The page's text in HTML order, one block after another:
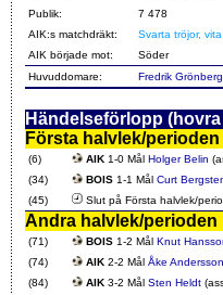
Publik:
7 478
AIK:s matchdräkt:
Svarta tröjor,
AIK började mot:
Söder
Huvuddomare:
Fredrik Grönberg
Händelseförlopp
Första halvlek/perioden
(6) AIK 1-0 Mål Holger Belin
(34)
BOIS 1-1 Mål Curt
(45)
Slut på Första halvlek/
Andra halvlek/perioden
(71) BOIS 1-2 Mål Knut
(74)
AIK 2-2 Mål Åke Andersson
(84)
AIK 3-2 Mål Sten Heldt